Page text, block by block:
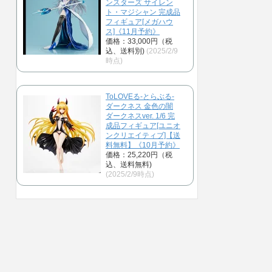
ンスターズ サイレン
ト・マジシャン 完成品
フィギュア[メガハウ
ス]《11月予約》
価格：33,000円（税
込、送料別) (2025/2/9
時点)
ToLOVEる-とらぶる-
ダークネス 金色の闇
ダークネスver. 1/6 完
成品フィギュア[ユニオ
ンクリエイティブ]【送
料無料】《10月予約》
価格：25,220円（税
込、送料無料)
(2025/2/9時点)